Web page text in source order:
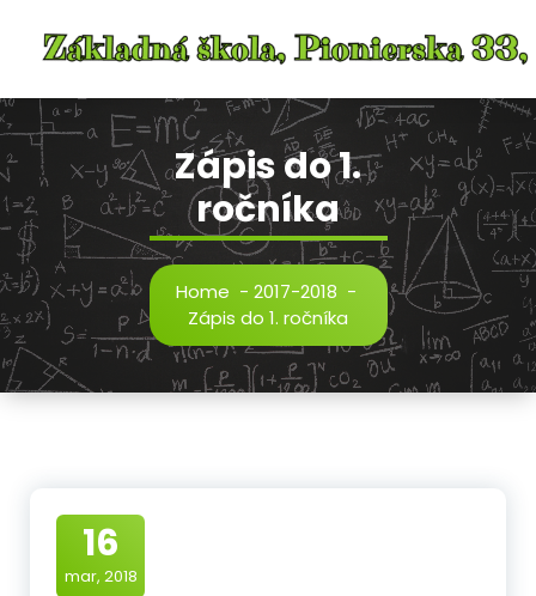
content
Zápis do 1.
ročníka
Home - 2017-2018 -
Zápis do 1. ročníka
16
mar, 2018